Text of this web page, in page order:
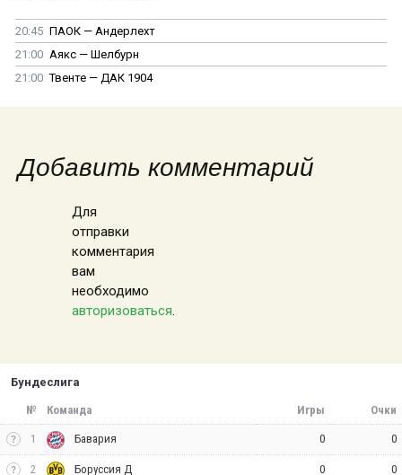
20:45 ПАОК — Андерлехт
21:00 Аякс — Шелбурн
21:00 Твенте — ДАК 1904
Добавить комментарий
Для
отправки
комментария
вам
необходимо
авторизоваться.
Бундеслига
№ Команда Игры Очки
1 Бавария 0 0
2 Боруссия Д 0 0